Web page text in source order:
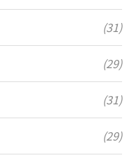
(31)
(29)
(31)
(29)